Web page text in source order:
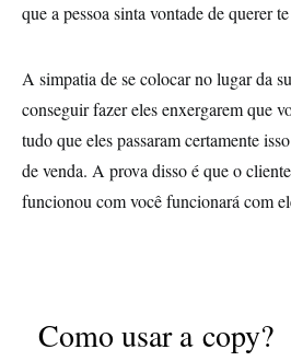
que a pessoa sinta vontade de querer
A simpatia de se colocar no lugar da
conseguir fazer eles enxergarem que
tudo que eles passaram certamente
de venda. A prova disso é que o
funcionou com você funcionará com
Como usar a copy?